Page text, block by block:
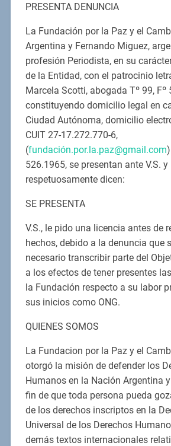
PRESENTA DENUNCIA
La Fundación por la Paz y el
Argentina y Fernando Miguez,
profesión Periodista, en su
de la Entidad, con el patrocinio
Marcela Scotti, abogada Tº 99, Fº
constituyendo domicilio legal en
Ciudad Autónoma, domicilio
CUIT 27-17.272.770-6,
(fundación.por.la.paz@gmail.com
526.1965, se presentan ante V.S. y
respetuosamente dicen:
SE PRESENTA
V.S., le pido una licencia antes de
hechos, debido a la denuncia que
necesario transcribir parte del
a los efectos de tener presentes
la Fundación respecto a su labor
sus inicios como ONG.
QUIENES SOMOS
La Fundacion por la Paz y el
otorgó la misión de defender los
Humanos en la Nación Argentina
fin de que toda persona pueda
de los derechos inscriptos en la
Universal de los Derechos
demás textos internacionales